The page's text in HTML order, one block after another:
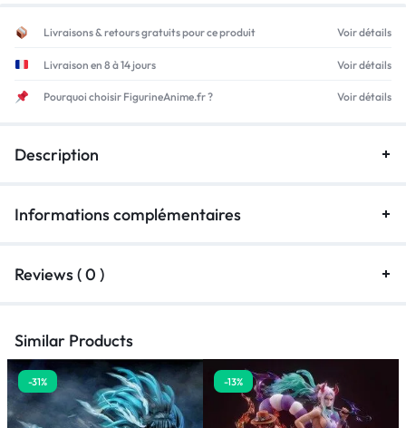
Livraisons & retours gratuits pour ce produit Voir détails
Livraison en 8 à 14 jours Voir détails
Pourquoi choisir FigurineAnime.fr ? Voir détails
Description
Informations complémentaires
Reviews ( 0 )
Similar Products
-31% -13%